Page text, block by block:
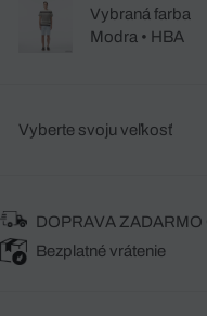
Vybraná farba
Modra • HBA
Vyberte svoju veľkosť
DOPRAVA ZADARMO
Bezplatné vrátenie